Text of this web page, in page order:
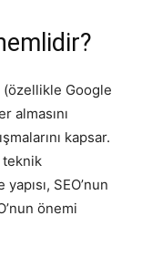
(özellikle Google
almasını
kapsar.
teknik
SEO’nun
önemi